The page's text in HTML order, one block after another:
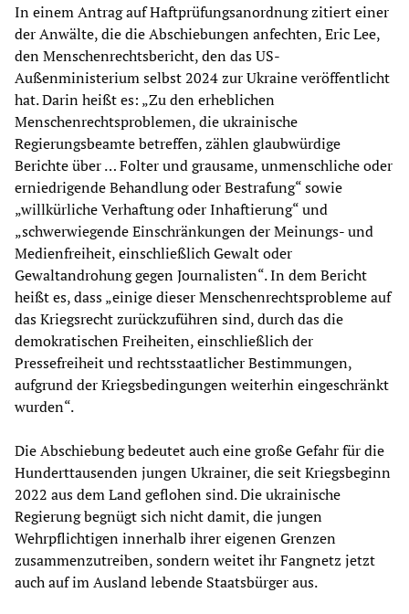
In einem Antrag auf Haftprüfungsanordnung zitiert einer
der Anwälte, die die Abschiebungen anfechten, Eric Lee,
den Menschenrechtsbericht, den das US-
Außenministerium selbst 2024 zur Ukraine veröffentlicht
hat. Darin heißt es: „Zu den erheblichen
Menschenrechtsproblemen, die ukrainische
Regierungsbeamte betreffen, zählen glaubwürdige
Berichte über … Folter und grausame, unmenschliche oder
erniedrigende Behandlung oder Bestrafung“ sowie
„willkürliche Verhaftung oder Inhaftierung“ und
„schwerwiegende Einschränkungen der Meinungs- und
Medienfreiheit, einschließlich Gewalt oder
Gewaltandrohung gegen Journalisten“. In dem Bericht
heißt es, dass „einige dieser Menschenrechtsprobleme auf
das Kriegsrecht zurückzuführen sind, durch das die
demokratischen Freiheiten, einschließlich der
Pressefreiheit und rechtsstaatlicher Bestimmungen,
aufgrund der Kriegsbedingungen weiterhin eingeschränkt
wurden“.
Die Abschiebung bedeutet auch eine große Gefahr für die
Hunderttausenden jungen Ukrainer, die seit Kriegsbeginn
2022 aus dem Land geflohen sind. Die ukrainische
Regierung begnügt sich nicht damit, die jungen
Wehrpflichtigen innerhalb ihrer eigenen Grenzen
zusammenzutreiben, sondern weitet ihr Fangnetz jetzt
auch auf im Ausland lebende Staatsbürger aus.